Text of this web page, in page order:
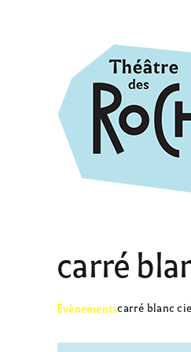
carré
Évènementscarré blanc cie